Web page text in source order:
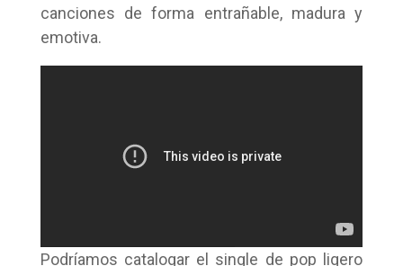
canciones de forma entrañable, madura y
emotiva.
Podríamos catalogar el single de pop ligero